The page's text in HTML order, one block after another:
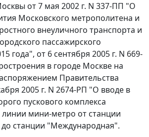
от 7 мая 2002 г. N 337-ПП "О
Московского метрополитена и
внеуличного транспорта и
пассажирского
года", от 6 сентября 2005 г. N 669-
в городе Москве на
Правительства
2005 г. N 2674-РП "О вводе в
пускового комплекса
мини-метро от станции
станции "Международная".